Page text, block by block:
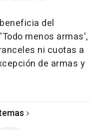
del
menos armas',
ni cuotas a
de armas y